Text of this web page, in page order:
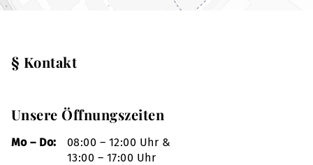
§ Kontakt
Unsere Öffnungszeiten
Mo – Do:
08:00 – 12:00 Uhr &
13:00 – 17:00 Uhr